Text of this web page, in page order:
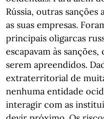
Rússia, outras sanções
as suas empresas.
principais oligarcas
escapavam às
serem apreendidos.
extraterritorial de
nenhuma entidade
interagir com as